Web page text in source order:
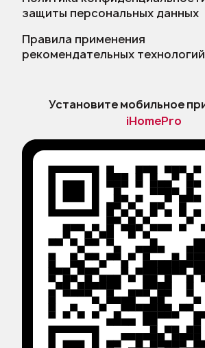
защиты персональных данных
Правила применения
рекомендательных технологий
Установите мобильное
iHomePro